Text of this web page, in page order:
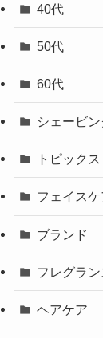
40代
50代
60代
シェービ
トピックス
フェイスケ
ブランド
フレグラン
ヘアケア